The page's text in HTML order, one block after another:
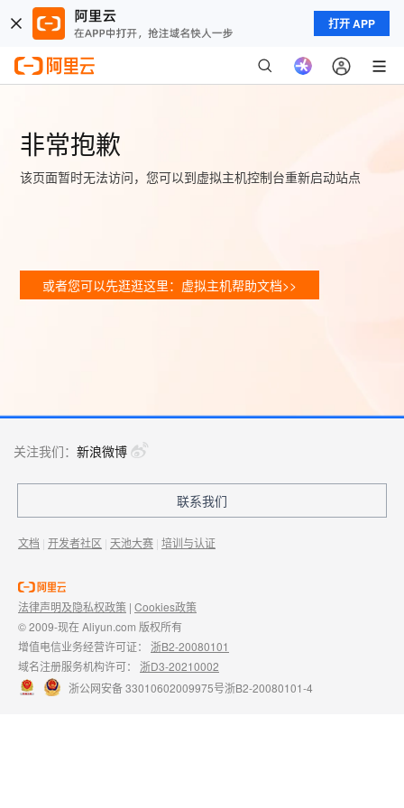
打开 APP
非常抱歉
该页面暂时无法访问，您可以到虚拟主机控制台重新启动站点
或者您可以先逛逛这里：虚拟主机帮助文档>>